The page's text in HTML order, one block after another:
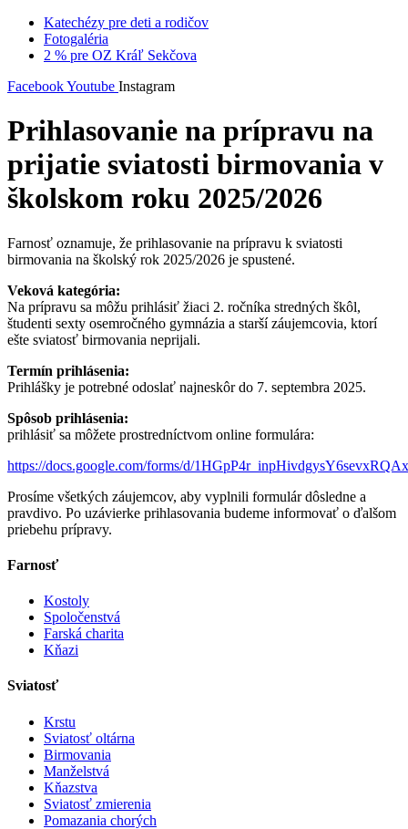
Katechézy pre deti a rodičov
Fotogaléria
2 % pre OZ Kráľ Sekčova
FacebookYoutube Instagram
Prihlasovanie na prípravu na
prijatie sviatosti birmovania v
školskom roku 2025/2026
Farnosť oznamuje, že prihlasovanie na prípravu k sviatosti
birmovania na školský rok 2025/2026 je spustené.
Veková kategória:
Na prípravu sa môžu prihlásiť žiaci 2. ročníka stredných škôl,
študenti sexty osemročného gymnázia a starší záujemcovia, ktorí
ešte sviatosť birmovania neprijali.
Termín prihlásenia:
Prihlášky je potrebné odoslať najneskôr do 7. septembra 2025.
Spôsob prihlásenia:
prihlásiť sa môžete prostredníctvom online formulára:
https://docs.google.com/forms/d/
Prosíme všetkých záujemcov, aby vyplnili formulár dôsledne a
pravdivo. Po uzávierke prihlasovania budeme informovať o ďalšom
priebehu prípravy.
Farnosť
Kostoly
Spoločenstvá
Farská charita
Kňazi
Sviatosť
Krstu
Sviatosť oltárna
Birmovania
Manželstvá
Kňazstva
Sviatosť zmierenia
Pomazania chorých